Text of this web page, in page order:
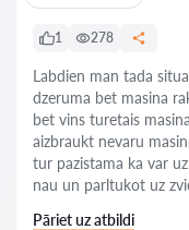
1 278
Labdien man tada
dzeruma bet masina
bet vins turetais
aizbraukt nevaru
tur pazistama ka var
nau un parltukot uz
Pāriet uz atbildi